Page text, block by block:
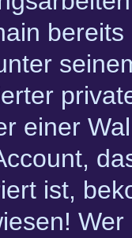
einer
ist,